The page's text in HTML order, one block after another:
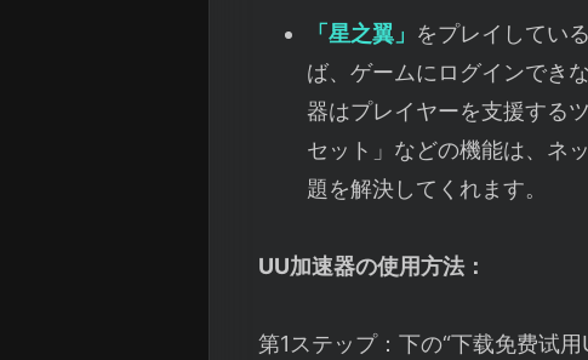
「星之翼」 をプレイしてい
ば、ゲームにログインでき
器はプレイヤーを支援する
セット」などの機能は、ネ
題を解決してくれます。
UU加速器の使用方法：
第1ステップ：下の“下载免费试